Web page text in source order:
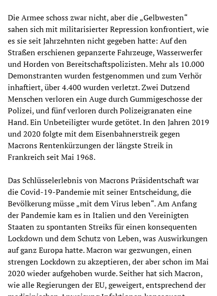
Die Armee schoss zwar nicht, aber die „Gelbwesten“
sahen sich mit militarisierter Repression konfrontiert, wie
es sie seit Jahrzehnten nicht gegeben hatte: Auf den
Straßen erschienen gepanzerte Fahrzeuge, Wasserwerfer
und Horden von Bereitschaftspolizisten. Mehr als 10.000
Demonstranten wurden festgenommen und zum Verhör
inhaftiert, über 4.400 wurden verletzt. Zwei Dutzend
Menschen verloren ein Auge durch Gummigeschosse der
Polizei, und fünf verloren durch Polizeigranaten eine
Hand. Ein Unbeteiligter wurde getötet. In den Jahren 2019
und 2020 folgte mit dem Eisenbahnerstreik gegen
Macrons Rentenkürzungen der längste Streik in
Frankreich seit Mai 1968.
Das Schlüsselerlebnis von Macrons Präsidentschaft war
die Covid-19-Pandemie mit seiner Entscheidung, die
Bevölkerung müsse „mit dem Virus leben“. Am Anfang
der Pandemie kam es in Italien und den Vereinigten
Staaten zu spontanten Streiks für einen konsequenten
Lockdown und dem Schutz von Leben, was Auswirkungen
auf ganz Europa hatte. Macron war gezwungen, einen
strengen Lockdown zu akzeptieren, der aber schon im Mai
2020 wieder aufgehoben wurde. Seither hat sich Macron,
wie alle Regierungen der EU, geweigert, entsprechend der